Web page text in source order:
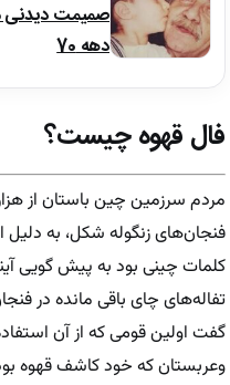
صمیمت دیدنی
دهه 70
فال قهوه چیست؟
مردم سرزمین چین باستان از
فنجان‌های زنگوله شکل، به دلیل
کلمات چینی بود به پیش گویی
تفاله‌های چای باقی مانده در
گفت اولین قومی که از آن
وعربستان که خود کاشف قهوه